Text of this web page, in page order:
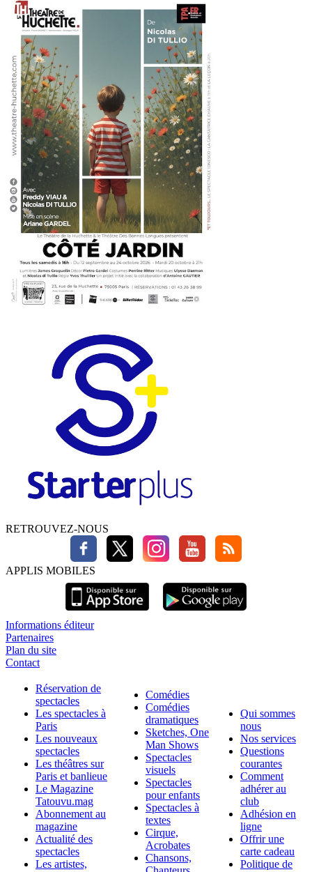
RETROUVEZ-NOUS
APPLIS MOBILES
Informations éditeur
Partenaires
Plan du site
Contact
Réservation de
spectacles
Les spectacles à
Paris
Les nouveaux
spectacles
Les théâtres sur
Paris et banlieue
Le Magazine
Tatouvu.mag
Abonnement au
magazine
Actualité des
spectacles
Les artistes,
Comédies
Comédies
dramatiques
Sketches, One
Man Shows
Spectacles
visuels
Spectacles
pour enfants
Spectacles à
textes
Cirque,
Acrobates
Chansons,
Qui sommes
nous
Nos services
Questions
courantes
Comment
adhérer au
club
Adhésion en
ligne
Offrir une
carte cadeau
Politique de